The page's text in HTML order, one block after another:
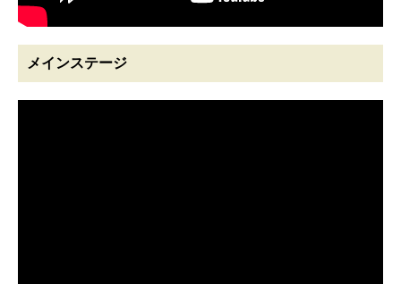
メインステージ